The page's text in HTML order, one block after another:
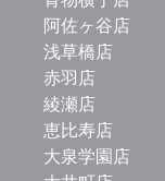
阿佐ヶ谷店
浅草橋店
赤羽店
綾瀬店
恵比寿店
大泉学園店